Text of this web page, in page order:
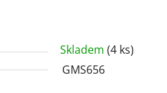
Skladem (4 ks)
GMS656